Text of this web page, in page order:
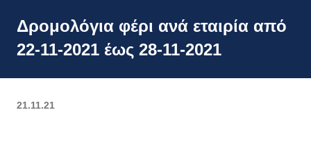
Δρομολόγια φέρι ανά εταιρία από
22-11-2021 έως 28-11-2021
21.11.21